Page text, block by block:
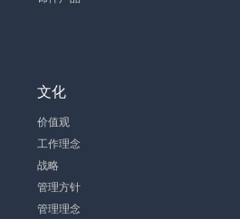
文化
价值观
工作理念
战略
管理方针
管理理念